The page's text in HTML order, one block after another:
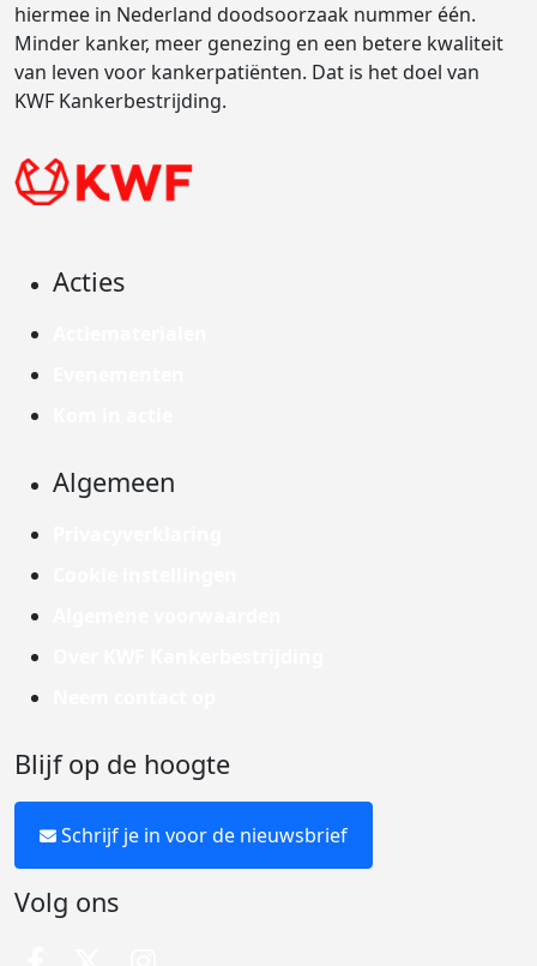
hiermee in Nederland doodsoorzaak nummer één.
Minder kanker, meer genezing en een betere kwaliteit
van leven voor kankerpatiënten. Dat is het doel van
KWF Kankerbestrijding.
Acties
Algemeen
Blijf op de hoogte
Schrijf je in voor de nieuwsbrief
Volg ons